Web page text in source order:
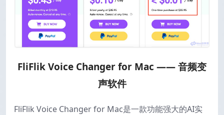
FliFlik Voice Changer for Mac —— 音频变
声软件
FliFlik Voice Changer for Mac是一款功能强大的AI实